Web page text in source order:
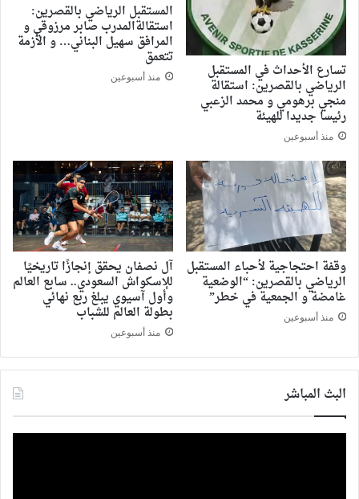
تسارع الأحداث في المستقبل
الرياضي بالقصرين: استقالة
منجي برهومي و محمد الزعبي
رئيسا جديدا للهيئة
منذ أسبوعين
المستقبل الرياضي بالقصرين:
استقالةالمدرب صابر مرزوقي و
المرافق سهيل البناني… و الأزمة
تتعمق
منذ أسبوعين
وقفة احتجاجية لأحباء المستقبل
الرياضي بالقصرين: “الوضعية
غامضة و الجمعية في خطر”
منذ أسبوعين
آل نصفان يحقق إنجازًا تاريخيًا
للإسكواش السعودي.. سابع العالم
وأول آسيوي يبلغ ربع نهائي
بطولة العالم للشباب
منذ أسبوعين
البث المباشر